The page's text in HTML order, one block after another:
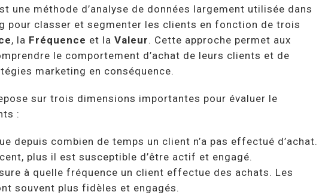
une méthode d’analyse de données largement utilisée dans
pour classer et segmenter les clients en fonction de trois
, la Fréquence et la Valeur. Cette approche permet aux
le comportement d’achat de leurs clients et de
marketing en conséquence.
sur trois dimensions importantes pour évaluer le
:
depuis combien de temps un client n’a pas effectué d’achat.
plus il est susceptible d’être actif et engagé.
à quelle fréquence un client effectue des achats. Les
souvent plus fidèles et engagés.